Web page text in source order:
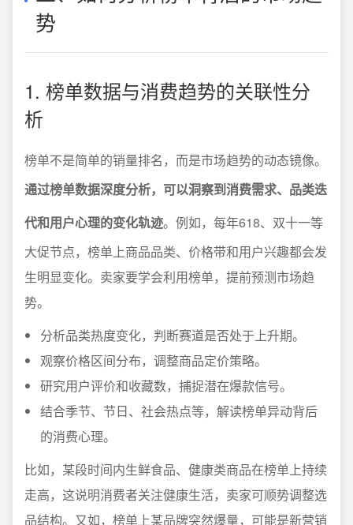
势
1. 榜单数据与消费趋势的关联性分
析
榜单不是简单的销量排名，而是市场趋势的动态镜像。
通过榜单数据深度分析，可以洞察到消费需求、品类迭
代和用户心理的变化轨迹。例如，每年618、双十一等
大促节点，榜单上商品品类、价格带和用户兴趣都会发
生明显变化。卖家要学会利用榜单，提前预测市场趋
势。
分析品类热度变化，判断赛道是否处于上升期。
观察价格区间分布，调整商品定价策略。
研究用户评价和收藏数，捕捉潜在爆款信号。
结合季节、节日、社会热点等，解读榜单异动背后
的消费心理。
比如，某段时间内生鲜食品、健康类商品在榜单上持续
走高，这说明消费者关注健康生活，卖家可顺势调整选
品结构。又如，榜单上某品牌突然爆量，可能是新营销